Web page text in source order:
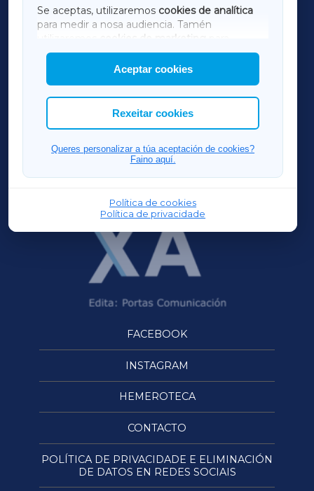
Se aceptas, utilizaremos cookies de analítica
para medir a nosa audiencia. Tamén
utilizaremos
cookies de marketing
mostrar publicidade de terceiros.
Así mesmo, podes personalizar a elección das
cookies que desexas permitir.
Aceptar cookies
Rexeitar cookies
Queres personalizar a túa aceptación de cookies?
Faino aquí.
Política de cookies
Política de privacidade
AMARIÑAXA
RIBEIRASACRAXA
ACORUÑAXA
FERROLXA
OURENSEXA
FACEBOOK
INSTAGRAM
HEMEROTECA
CONTACTO
POLÍTICA DE PRIVACIDADE E ELIMINACIÓN
DE DATOS EN REDES SOCIAIS